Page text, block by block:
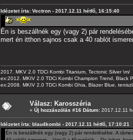
Idézetet írta: Vectron - 2017.12.11 hétfő, 16:15:40
Én is beszállnék egy (vagy 2) pár
mert én itthon sajnos csak a 40 rablót
2017. MKV 2.0 TDCi Kombi Titanium, Tectonic Silver \m/
ex:2012. MKIV 2.0 TDCi Kombi Champion Trend, Black
ex:2008. MKIV 2.0 TDCi Kombi Ghia, Blazer Blue,
Válasz: Karosszéria
« Új hozzászólás #16 Dátum: 2017.12.11
Idézetet írta: blau4kombi - 2017.12.11 hétfő, 17:10:21
Én is beszállnék egy (vagy 2) pár rendelésébe. A